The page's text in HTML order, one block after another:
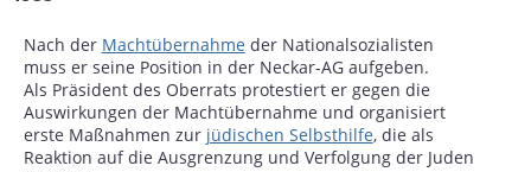
Nach der Machtübernahme der Nationalsozialisten
muss er seine Position in der Neckar-AG aufgeben.
Als Präsident des Oberrats protestiert er gegen die
Auswirkungen der Machtübernahme und organisiert
erste Maßnahmen zur jüdischen Selbsthilfe, die als
Reaktion auf die Ausgrenzung und Verfolgung der Juden